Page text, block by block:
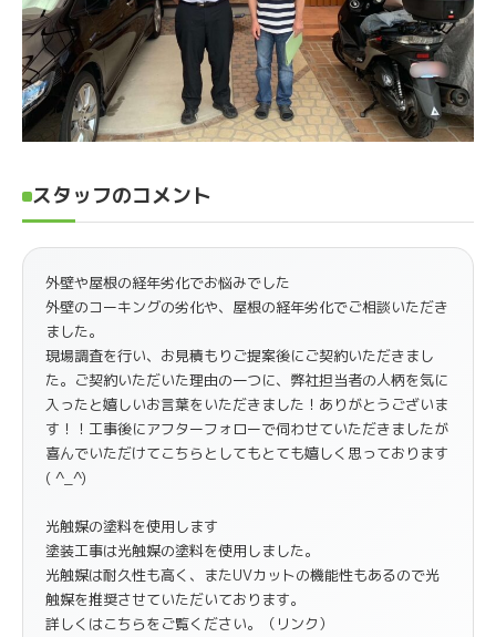
スタッフのコメント
外壁や屋根の経年劣化でお悩みでした
外壁のコーキングの劣化や、屋根の経年劣化でご相談いただき
ました。
現場調査を行い、お見積もりご提案後にご契約いただきまし
た。ご契約いただいた理由の一つに、弊社担当者の人柄を気に
入ったと嬉しいお言葉をいただきました！ありがとうございま
す！！工事後にアフターフォローで伺わせていただきましたが
喜んでいただけてこちらとしてもとても嬉しく思っております
( ^_^)
光触媒の塗料を使用します
塗装工事は光触媒の塗料を使用しました。
光触媒は耐久性も高く、またUVカットの機能性もあるので光
触媒を推奨させていただいております。
詳しくはこちらをご覧ください。（リンク）